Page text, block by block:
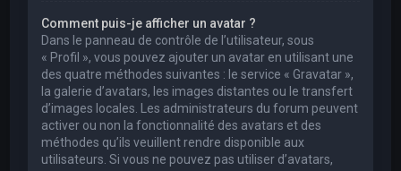
Comment puis-je afficher un avatar ?
Dans le panneau de contrôle de l’utilisateur, sous
« Profil », vous pouvez ajouter un avatar en utilisant une
des quatre méthodes suivantes : le service « Gravatar »,
la galerie d’avatars, les images distantes ou le transfert
d’images locales. Les administrateurs du forum peuvent
activer ou non la fonctionnalité des avatars et des
méthodes qu’ils veuillent rendre disponible aux
utilisateurs. Si vous ne pouvez pas utiliser d’avatars,